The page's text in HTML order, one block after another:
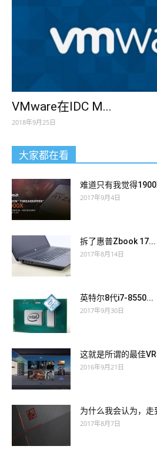
VMware在IDC M...
2018年9月25日
大家都在看
难道只有我觉得
2017年9月4日
拆了惠普Zbook 17...
2017年8月14日
英特尔8代i7-8550...
2017年9月30日
这就是所谓的最佳
2016年9月21日
为什么我会认为，走
2017年8月7日